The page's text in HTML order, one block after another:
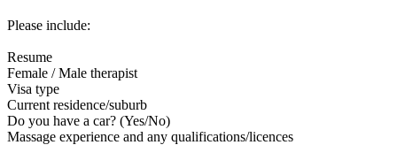
Please include:
Resume
Female / Male therapist
Visa type
Current residence/suburb
Do you have a car? (Yes/No)
Massage experience and any qualifications/licences